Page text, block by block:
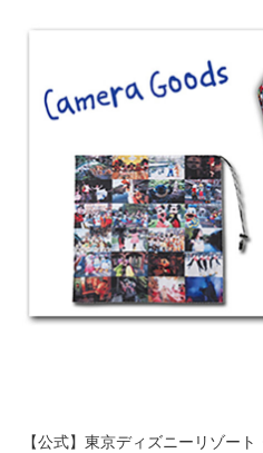
【公式】東京ディズニーリゾー